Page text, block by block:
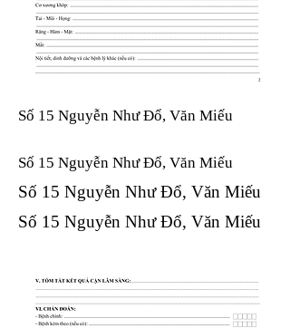
Số 15 Nguyễn Như Đổ, Văn Miếu
Số 15 Nguyễn Như Đổ, Văn Miếu​​​​
Số 15 Nguyễn Như Đổ, Văn Miếu​​​​
Số 15 Nguyễn Như Đổ, Văn Miếu​​​​